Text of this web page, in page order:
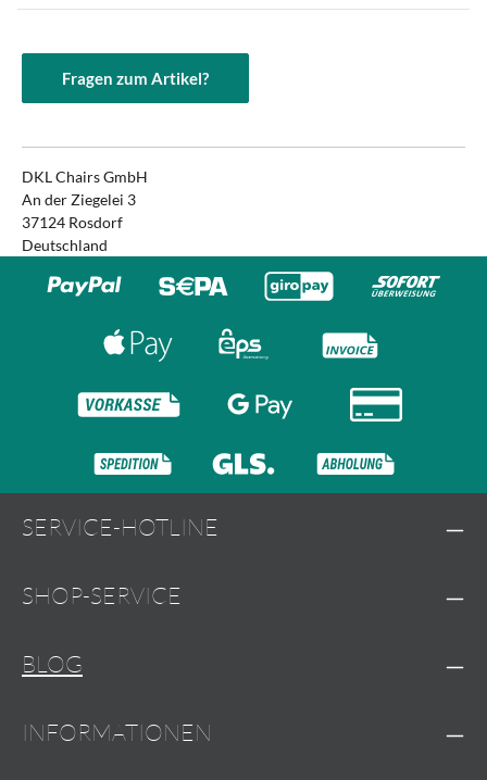
Fragen zum Artikel?
DKL Chairs GmbH
An der Ziegelei 3
37124 Rosdorf
Deutschland
SERVICE-HOTLINE
SHOP-SERVICE
BLOG
INFORMATIONEN